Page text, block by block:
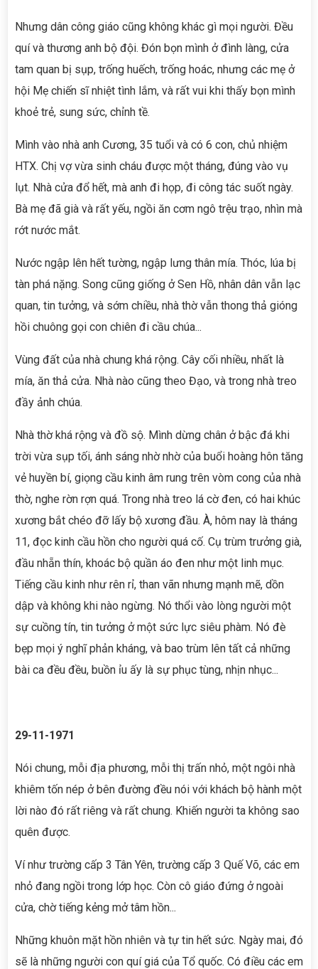
Nhưng dân công giáo cũng không khác gì mọi người. Đều
quí và thương anh bộ đội. Đón bọn mình ở đình làng, cửa
tam quan bị sụp, trống huếch, trống hoác, nhưng các mẹ ở
hội Mẹ chiến sĩ nhiệt tình lắm, và rất vui khi thấy bọn mình
khoẻ trẻ, sung sức, chỉnh tề.
Mình vào nhà anh Cương, 35 tuổi và có 6 con, chủ nhiệm
HTX. Chị vợ vừa sinh cháu được một tháng, đúng vào vụ
lụt. Nhà cửa đổ hết, mà anh đi họp, đi công tác suốt ngày.
Bà mẹ đã già và rất yếu, ngồi ăn cơm ngô trệu trạo, nhìn mà
rớt nước mắt.
Nước ngập lên hết tường, ngập lưng thân mía. Thóc, lúa bị
tàn phá nặng. Song cũng giống ở Sen Hồ, nhân dân vẫn lạc
quan, tin tưởng, và sớm chiều, nhà thờ vẫn thong thả gióng
hồi chuông gọi con chiên đi cầu chúa...
Vùng đất của nhà chung khá rộng. Cây cối nhiều, nhất là
mía, ăn thả cửa. Nhà nào cũng theo Đạo, và trong nhà treo
đầy ảnh chúa.
Nhà thờ khá rộng và đồ sộ. Mình dừng chân ở bậc đá khi
trời vừa sụp tối, ánh sáng nhờ nhờ của buổi hoàng hôn tăng
vẻ huyền bí, giọng cầu kinh âm rung trên vòm cong của nhà
thờ, nghe rờn rợn quá. Trong nhà treo lá cờ đen, có hai khúc
xương bắt chéo đỡ lấy bộ xương đầu. À, hôm nay là tháng
11, đọc kinh cầu hồn cho người quá cố. Cụ trùm trưởng già,
đầu nhẵn thín, khoác bộ quần áo đen như một linh mục.
Tiếng cầu kinh như rên rỉ, than vãn nhưng mạnh mẽ, dồn
dập và không khi nào ngừng. Nó thổi vào lòng người một
sự cuồng tín, tin tưởng ở một sức lực siêu phàm. Nó đè
bẹp mọi ý nghĩ phản kháng, và bao trùm lên tất cả những
bài ca đều đều, buồn ỉu ấy là sự phục tùng, nhịn nhục...
29-11-1971
Nói chung, mỗi địa phương, mỗi thị trấn nhỏ, một ngôi nhà
khiêm tốn nép ở bên đường đều nói với khách bộ hành một
lời nào đó rất riêng và rất chung. Khiến người ta không sao
quên được.
Ví như trường cấp 3 Tân Yên, trường cấp 3 Quế Võ, các em
nhỏ đang ngồi trong lớp học. Còn cô giáo đứng ở ngoài
cửa, chờ tiếng kẻng mở tâm hồn...
Những khuôn mặt hồn nhiên và tự tin hết sức. Ngày mai, đó
sẽ là những người con quí giá của Tổ quốc. Có điều các em